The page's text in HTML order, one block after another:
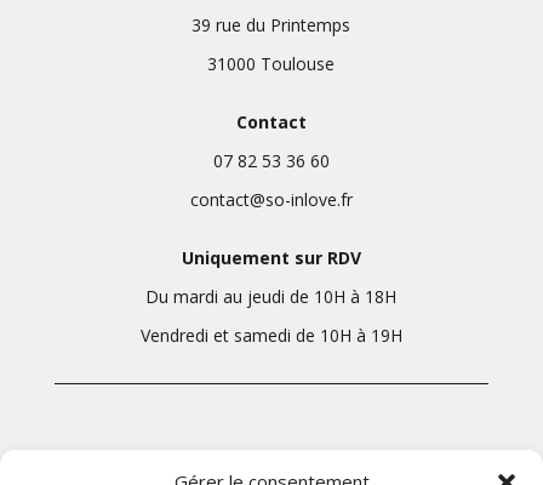
39 rue du Printemps
31000 Toulouse
Contact
07 82 53 36 60
contact@so-inlove.fr
Uniquement sur RDV
Du mardi au jeudi de 10H à 18H
Vendredi et samedi de 10H à 19H
Conditions generales de ventes